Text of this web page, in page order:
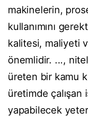
makinelerin,
kullanımını
kalitesi, maliyeti
önemlidir. ...,
üreten bir kamu
üretimde
yapabilecek